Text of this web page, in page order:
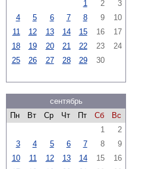
1
2
3
4
5 6 7 8 9
10
11
12 13 14 15 16
17
18
19 20 21 22 23
24
25
26 27 28 29 30
сентябрь
Пн
Вт Ср Чт Пт Сб
Вс
1
2
3
4 5 6 7 8
9
10
11 12 13 14 15
16